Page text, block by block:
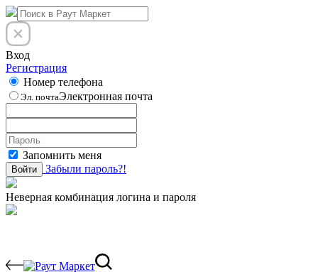
Вход
Регистрация
Номер телефона
Эл. почтаЭлектронная почта
Запомнить меня
Войти Забыли пароль?!
Неверная комбинация логина и пароля